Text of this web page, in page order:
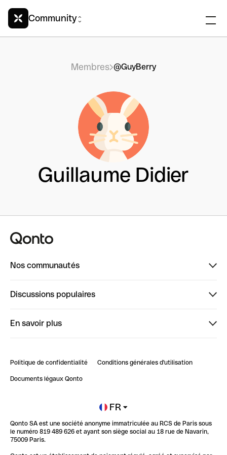
Community
Membres @GuyBerry
Guillaume Didier
Nos communautés
ClubQonto
Discussions populaires
Impact de l'IA sur les carrières/productivité
En savoir plus
Blog
Newsroom
Glossaire finance
Politique de confidentialité Conditions générales d'utilisation
Documents légaux Qonto
FR
Qonto SA est une société anonyme immatriculée au RCS de Paris sous
le numéro 819 489 626 et ayant son siège social au 18 rue de Navarin,
75009 Paris.